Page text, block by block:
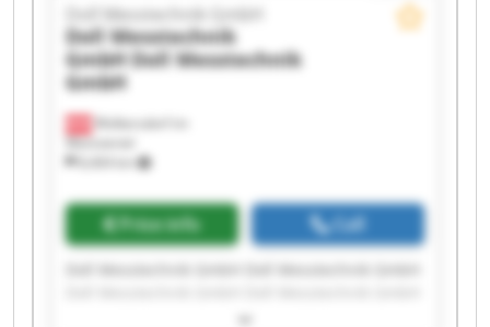
Wolkersdorf im
Weinviertel
8,404 km
Doll Messtechnik GmbH
Doll Messtechnik
GmbHDoll Messtechnik
GmbH
Price info Call
Doll Messtechnik GmbH Doll Messtechnik GmbH
Doll Messtechnik GmbH Doll Messtechnik GmbH